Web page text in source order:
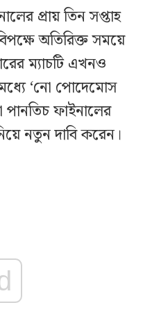
প্রায় তিন সপ্তাহ
অতিরিক্ত সময়ে
ম্যাচটি এখনও
‘নো পোদেমোস
ফাইনালের
নতুন দাবি করেন।